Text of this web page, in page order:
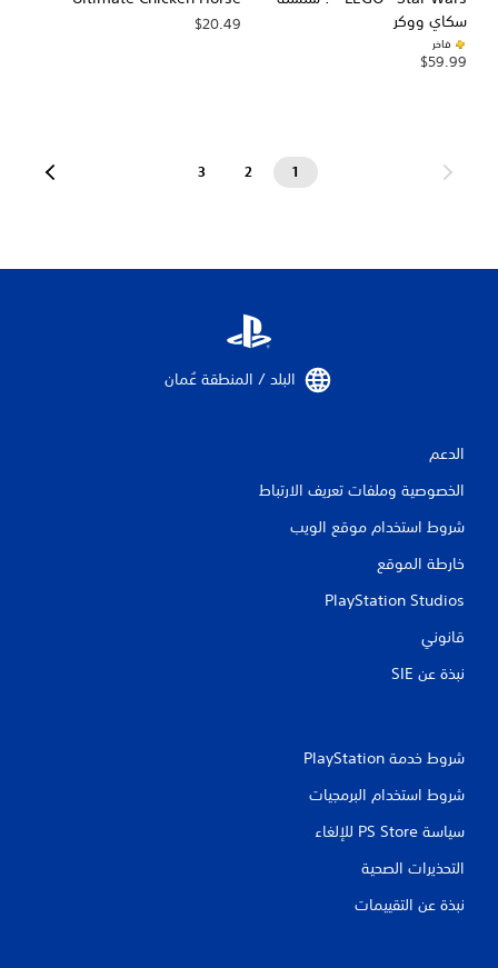
سكاي ووكر
فاخر
$59.99
$20.49
1
2
3
البلد / المنطقة عُمان‏
الدعم
الخصوصية وملفات تعريف الارتباط
شروط استخدام موقع الويب
خارطة الموقع
PlayStation Studios
قانوني
نبذة عن SIE‏
شروط خدمة PlayStation‏
شروط استخدام البرمجيات
سياسة PS Store للإلغاء
التحذيرات الصحية
نبذة عن التقييمات